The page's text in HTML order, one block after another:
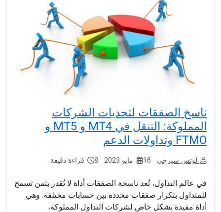
ناسخ الصفقات لتحديات الشركات
المملوكة: التنقل في MT4 و MT5 و
FTMO وتداولات الدعم
لوتس سيرجي 16 مايو 2023 8 قراءة دقيقة
في عالم التداول، تُعد ناسخة الصفقات أداة لا تُقدر بثمن تسمح
للمتداول بتكرار صفقات محددة بين حسابات مختلفة. وهي
أداة مفيدة بشكل خاص لشركات التداول المملوكة،